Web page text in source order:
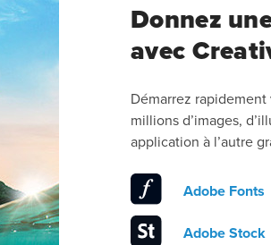
Donnez
avec
Démarrez
millions d’images,
application à l’autre
Adobe Fonts
Adobe Stock